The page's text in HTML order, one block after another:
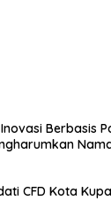
Berbasis
CFD Kota